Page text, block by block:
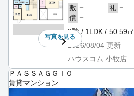
写真を見る
敷 － 礼 －
償 －
2階 / 1LDK / 50.59㎡
2026/08/04 更新
ハウスコム 小牧店
ＰＡＳＳＡＧＧＩＯ
賃貸マンション